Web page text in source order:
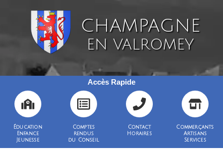
CHAMPAGNE
EN VALROMEY
Accès Rapide
Éducation
Enfance
Jeunesse
Comptes
rendus
du Conseil
Contact
Horaires
Commerçants
Artisans
Services